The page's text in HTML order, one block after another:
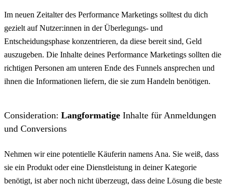
Im neuen Zeitalter des Performance Marketings solltest du dich
gezielt auf Nutzer:innen in der Überlegungs- und
Entscheidungsphase konzentrieren, da diese bereit sind, Geld
auszugeben. Die Inhalte deines Performance Marketings sollten die
richtigen Personen am unteren Ende des Funnels ansprechen und
ihnen die Informationen liefern, die sie zum Handeln benötigen.
Consideration: Langformatige Inhalte für Anmeldungen
und Conversions
Nehmen wir eine potentielle Käuferin namens Ana. Sie weiß, dass
sie ein Produkt oder eine Dienstleistung in deiner Kategorie
benötigt, ist aber noch nicht überzeugt, dass deine Lösung die beste